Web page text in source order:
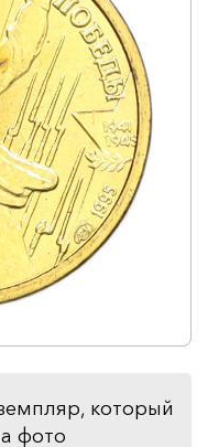
который
фото